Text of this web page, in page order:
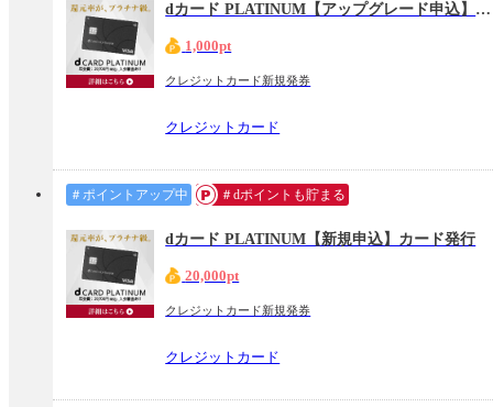
dカード PLATINUM【アップグレード申込】カード発行
1,000pt
クレジットカード新規発券
クレジットカード
＃ポイントアップ中 ＃dポイントも貯まる
dカード PLATINUM【新規申込】カード発行
20,000pt
クレジットカード新規発券
クレジットカード